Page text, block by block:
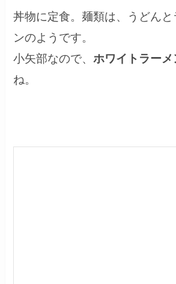
丼物に定食。麺類は、うどんと
ンのようです。
小矢部なので、ホワイトラーメ
ね。